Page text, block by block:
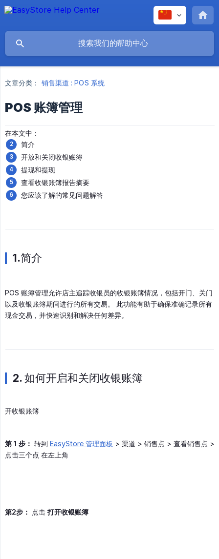
文章分类： 销售渠道 : POS 系统
POS 账簿管理
在本文中：
简介
开放和关闭收银账簿
提现和提现
查看收银账簿报告摘要
您应该了解的常见问题解答
1.简介
POS 账簿管理允许店主追踪收银员的收银账簿情况，包括开门、关门
以及收银账簿期间进行的所有交易。 此功能有助于确保准确记录所有
现金交易，并快速识别和解决任何差异。
2. 如何开启和关闭收银账簿
开收银账簿
第 1 步： 转到 EasyStore 管理面板 > 渠道 > 销售点 > 查看销售点 >
点击三个点 在左上角
第2步： 点击 打开收银账簿